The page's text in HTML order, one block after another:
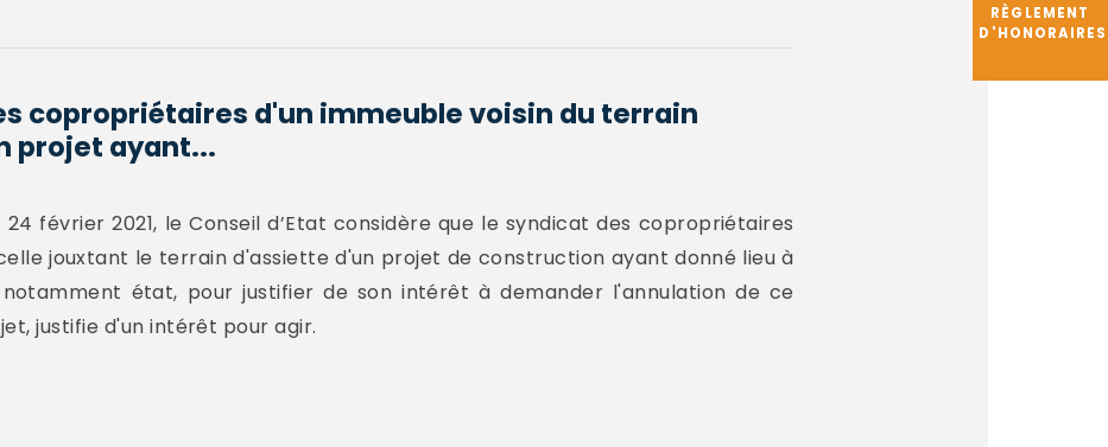
RÈGLEMENT
D'HONORAIRES
copropriétaires d'un immeuble voisin du terrain
projet ayant...
février 2021, le Conseil d’Etat considère que le syndicat des copropriétaires
jouxtant le terrain d'assiette d'un projet de construction ayant donné lieu à
état, pour justifier de son intérêt à demander l'annulation de ce
justifie d'un intérêt pour agir.